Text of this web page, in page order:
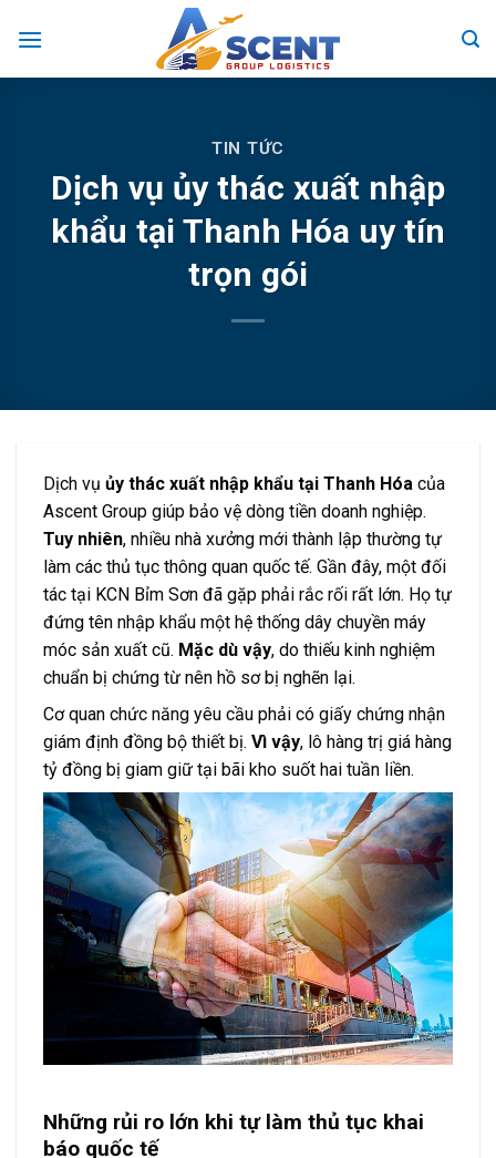
TIN TỨC
Dịch vụ ủy thác xuất nhập
khẩu tại Thanh Hóa uy tín
trọn gói
Dịch vụ ủy thác xuất nhập khẩu tại Thanh Hóa của
Ascent Group giúp bảo vệ dòng tiền doanh nghiệp.
Tuy nhiên, nhiều nhà xưởng mới thành lập thường tự
làm các thủ tục thông quan quốc tế. Gần đây, một đối
tác tại KCN Bỉm Sơn đã gặp phải rắc rối rất lớn. Họ tự
đứng tên nhập khẩu một hệ thống dây chuyền máy
móc sản xuất cũ. Mặc dù vậy, do thiếu kinh nghiệm
chuẩn bị chứng từ nên hồ sơ bị nghẽn lại.
Cơ quan chức năng yêu cầu phải có giấy chứng nhận
giám định đồng bộ thiết bị. Vì vậy, lô hàng trị giá hàng
tỷ đồng bị giam giữ tại bãi kho suốt hai tuần liền.
Những rủi ro lớn khi tự làm thủ tục khai
báo quốc tế